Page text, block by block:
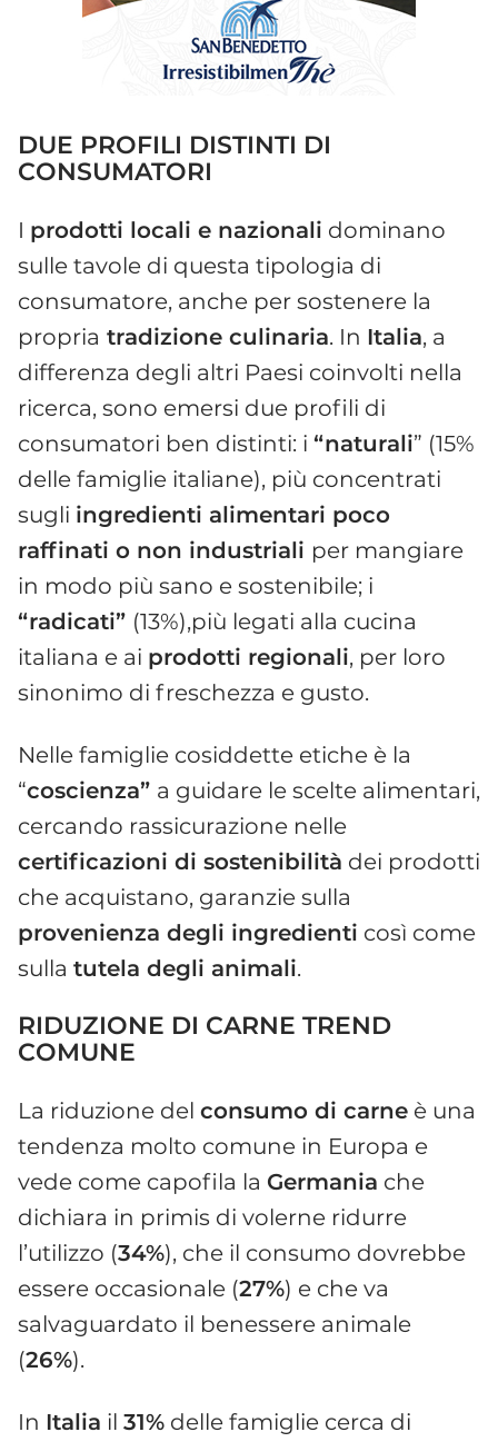
DUE PROFILI DISTINTI DI
CONSUMATORI
I prodotti locali e nazionali dominano
sulle tavole di questa tipologia di
consumatore, anche per sostenere la
propria tradizione culinaria. In Italia, a
differenza degli altri Paesi coinvolti nella
ricerca, sono emersi due profili di
consumatori ben distinti: i “naturali” (15%
delle famiglie italiane), più concentrati
sugli ingredienti alimentari poco
raffinati o non industriali per mangiare
in modo più sano e sostenibile; i
“radicati” (13%),più legati alla cucina
italiana e ai prodotti regionali, per loro
sinonimo di freschezza e gusto.
Nelle famiglie cosiddette etiche è la
“coscienza” a guidare le scelte alimentari,
cercando rassicurazione nelle
certificazioni di sostenibilità dei prodotti
che acquistano, garanzie sulla
provenienza degli ingredienti così come
sulla tutela degli animali.
RIDUZIONE DI CARNE TREND
COMUNE
La riduzione del consumo di carne è una
tendenza molto comune in Europa e
vede come capofila la Germania che
dichiara in primis di volerne ridurre
l’utilizzo (34%), che il consumo dovrebbe
essere occasionale (27%) e che va
salvaguardato il benessere animale
(26%).
In Italia il 31% delle famiglie cerca di